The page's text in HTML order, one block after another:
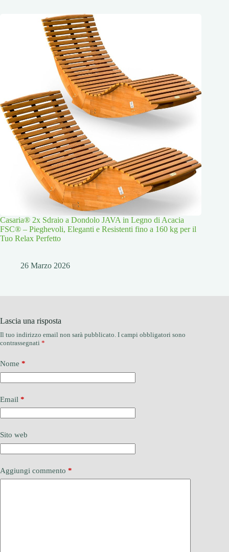
Casaria® 2x Sdraio a Dondolo JAVA in Legno di Acacia
FSC® – Pieghevoli, Eleganti e Resistenti fino a 160 kg per il
Tuo Relax Perfetto
26 Marzo 2026
Lascia una risposta
Il tuo indirizzo email non sarà pubblicato. I campi obbligatori sono
contrassegnati *
Nome *
Email *
Sito web
Aggiungi commento *